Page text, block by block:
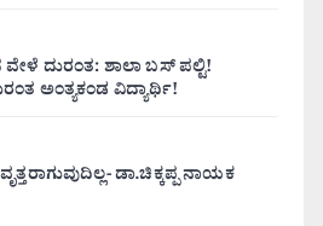
ದುರಂತ: ಶಾಲಾ ಬಸ್ ಪಲ್ಟಿ!
ಅಂತ್ಯಕಂಡ ವಿದ್ಯಾರ್ಥಿ!
ಡಾ.ಚಿಕ್ಕಪ್ಪ ನಾಯಕ